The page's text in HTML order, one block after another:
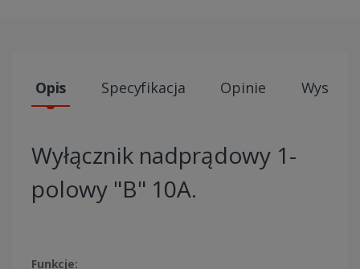
Opis Specyfikacja Opinie Wysyłki
Wyłącznik nadprądowy 1-
polowy "B" 10A.
Funkcje: